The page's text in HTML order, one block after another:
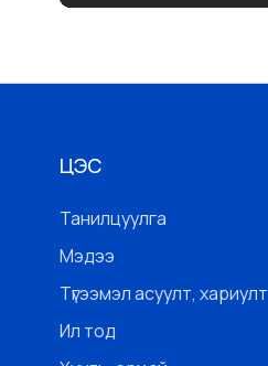
ЦЭС
Танилцуулга
Мэдээ
Түгээмэл асуулт, хариулт
Ил тод